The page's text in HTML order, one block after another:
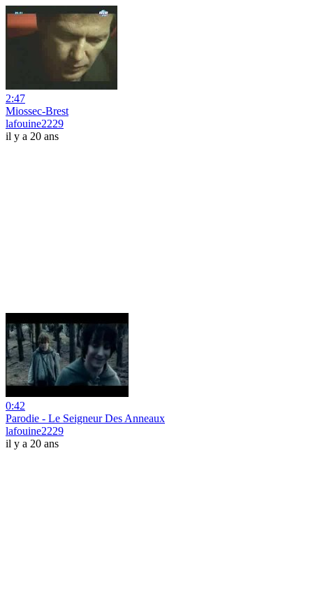
2:47
Miossec-Brest
lafouine2229
il y a 20 ans
0:42
Parodie - Le Seigneur Des Anneaux
lafouine2229
il y a 20 ans